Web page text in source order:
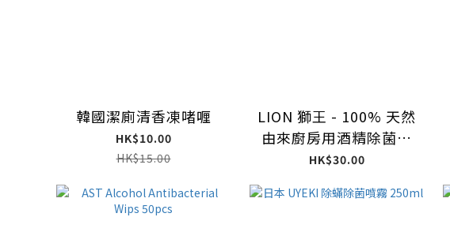
韓國潔廁清香凍啫喱
HK$10.00
HK$15.00
LION 獅王 - 100% 天然
由來廚房用酒精除菌消
毒噴霧 400ml (平行進
HK$30.00